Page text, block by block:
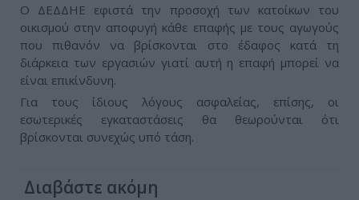
Ο ΔΕΔΔΗΕ εφιστά την προσοχή των κατοίκων του
οικισμού στην αποφυγή κάθε επαφής με τους αγωγούς
που πιθανόν να βρίσκονται στο έδαφος κατά τη
διάρκεια των εργασιών γιατί αυτή η επαφή μπορεί να
είναι επικίνδυνη.
Για τους ίδιους λόγους ασφαλείας, επίσης, οι
εσωτερικές εγκαταστάσεις θα θεωρούνται ότι
βρίσκονται συνεχώς υπό τάση.
Διαβάστε ακόμη